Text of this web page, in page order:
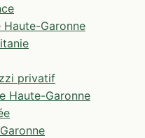
Garonne
privatif
Haute-Garonne